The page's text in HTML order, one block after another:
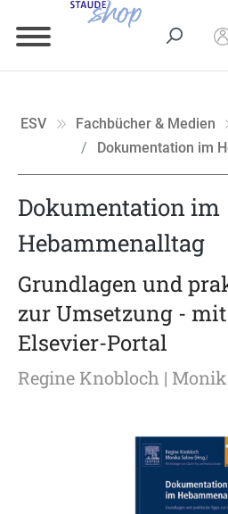
ESV Fachbücher & Medien
Dokumentation im
Dokumentation im
Hebammenalltag
Grundlagen und
zur Umsetzung -
Elsevier-Portal
Regine Knobloch |